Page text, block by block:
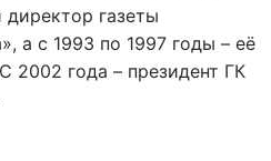
газеты
а с 1993 по 1997 годы – её
2002 года – президент ГК